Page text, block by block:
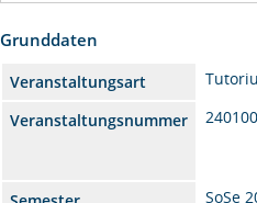
Grunddaten
Veranstaltungsart
Veranstaltungsnummer
SoSe